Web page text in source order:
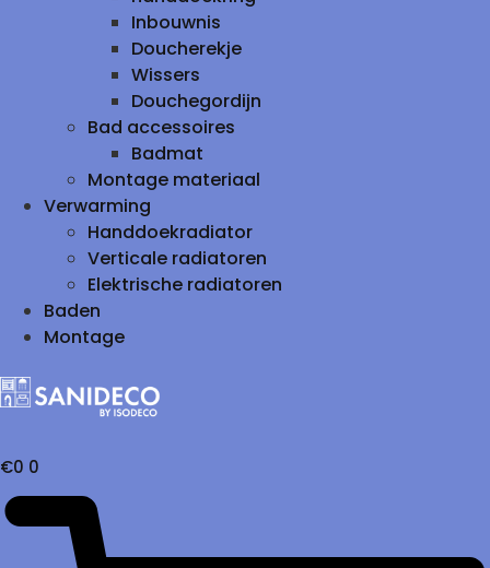
Inbouwnis
Doucherekje
Wissers
Douchegordijn
Bad accessoires
Badmat
Montage materiaal
Verwarming
Handdoekradiator
Verticale radiatoren
Elektrische radiatoren
Baden
Montage
€0 0